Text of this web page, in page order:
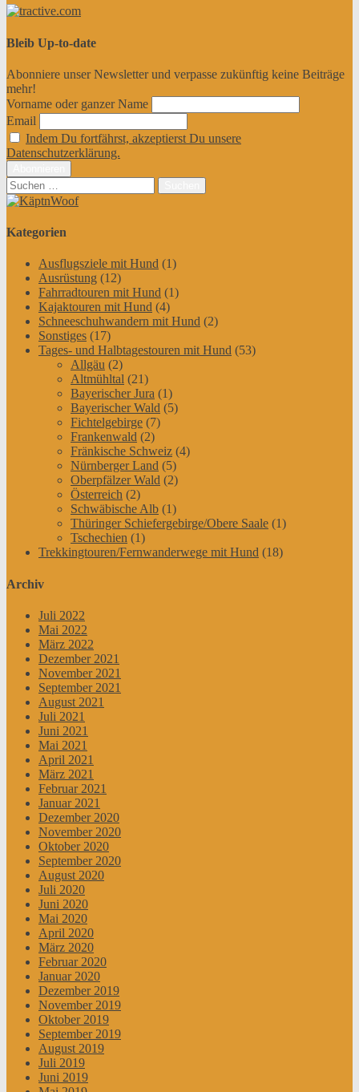
Bleib Up-to-date
Abonniere unser Newsletter und verpasse zukünftig keine Beiträge
mehr!
Vorname oder ganzer Name
Email
Indem Du fortfährst, akzeptierst Du unsere
Datenschutzerklärung.
Suchen
nach:
Kategorien
Ausflugsziele mit Hund (1)
Ausrüstung (12)
Fahrradtouren mit Hund (1)
Kajaktouren mit Hund (4)
Schneeschuhwandern mit Hund (2)
Sonstiges (17)
Tages- und Halbtagestouren mit Hund (53)
Allgäu (2)
Altmühltal (21)
Bayerischer Jura (1)
Bayerischer Wald (5)
Fichtelgebirge (7)
Frankenwald (2)
Fränkische Schweiz (4)
Nürnberger Land (5)
Oberpfälzer Wald (2)
Österreich (2)
Schwäbische Alb (1)
Thüringer Schiefergebirge/Obere Saale (1)
Tschechien (1)
Trekkingtouren/Fernwanderwege mit Hund (18)
Archiv
Juli 2022
Mai 2022
März 2022
Dezember 2021
November 2021
September 2021
August 2021
Juli 2021
Juni 2021
Mai 2021
April 2021
März 2021
Februar 2021
Januar 2021
Dezember 2020
November 2020
Oktober 2020
September 2020
August 2020
Juli 2020
Juni 2020
Mai 2020
April 2020
März 2020
Februar 2020
Januar 2020
Dezember 2019
November 2019
Oktober 2019
September 2019
August 2019
Juli 2019
Juni 2019